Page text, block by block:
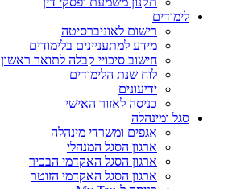
לימודים
רישום לאוניברסיטה
מידע למתעניינים בלימודים
חישוב סיכויי קבלה לתואר ראשון
לוח שנת הלימודים
ידיעונים
כניסה לאזור האישי
סגל ומינהלה
אגפים ומשרדי מינהלה
ארגון הסגל המנהלי
ארגון הסגל האקדמי הבכיר
ארגון הסגל האקדמי הזוטר